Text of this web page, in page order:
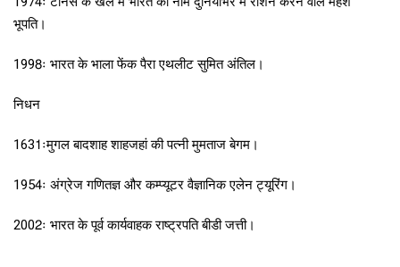
भूपति।
1998ः भारत के भाला फेंक पैरा एथलीट सुमित अंतिल।
निधन
1631ःमुगल बादशाह शाहजहां की पत्नी मुमताज बेगम।
1954ः अंग्रेज गणितज्ञ और कम्प्यूटर वैज्ञानिक एलेन ट्यूरिंग।
2002ः भारत के पूर्व कार्यवाहक राष्ट्रपति बीडी जत्ती।